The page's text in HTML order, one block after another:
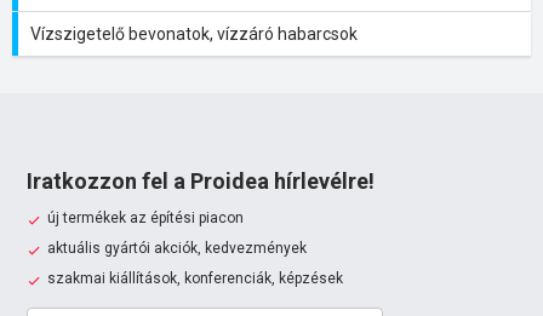
Vízszigetelő bevonatok, vízzáró habarcsok
Iratkozzon fel a Proidea hírlevélre!
új termékek az építési piacon
aktuális gyártói akciók, kedvezmények
szakmai kiállítások, konferenciák, képzések